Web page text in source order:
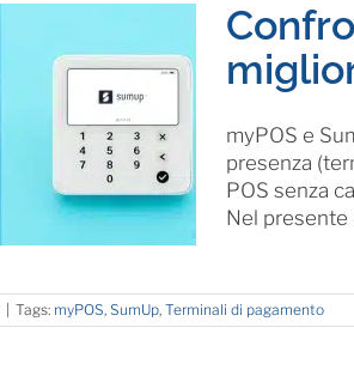
myPOS e
presenza
POS senza
Nel presente
Tags: myPOS, SumUp, Terminali di pagamento